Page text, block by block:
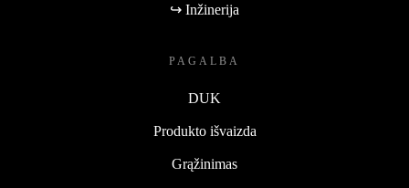
↪ Inžinerija
PAGALBA
DUK
Produkto išvaizda
Grąžinimas